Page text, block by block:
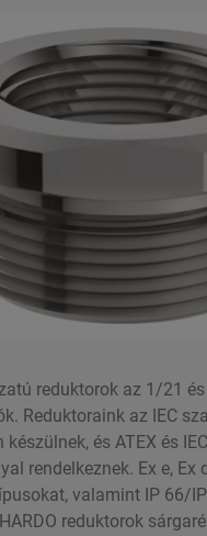
reduktorok az 1/21
Reduktoraink az IEC
és ATEX és
rendelkeznek. Ex e, Ex
valamint IP 66/
reduktorok